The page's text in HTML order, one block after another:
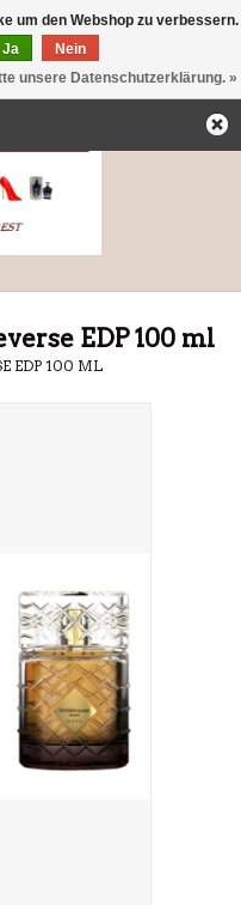
EDP 100 ml
EDP 100 ML
um den Webshop zu verbessern.
Ja
Nein
unsere Datenschutzerklärung. »
befindet sich im Aufbau.
eingehalten oder erfüllt